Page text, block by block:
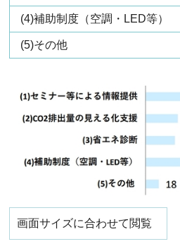
(4)補助制度（空調・LED等）
(5)その他
画面サイズに合わせて閲覧